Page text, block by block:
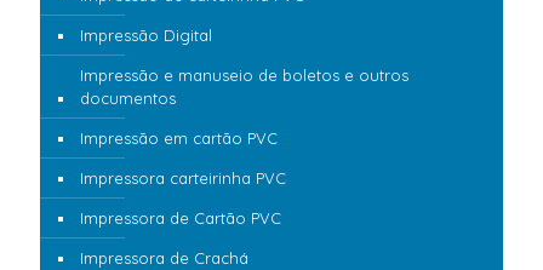
Impressão Digital
Impressão e manuseio de boletos e outros
documentos
Impressão em cartão PVC
Impressora carteirinha PVC
Impressora de Cartão PVC
Impressora de Crachá